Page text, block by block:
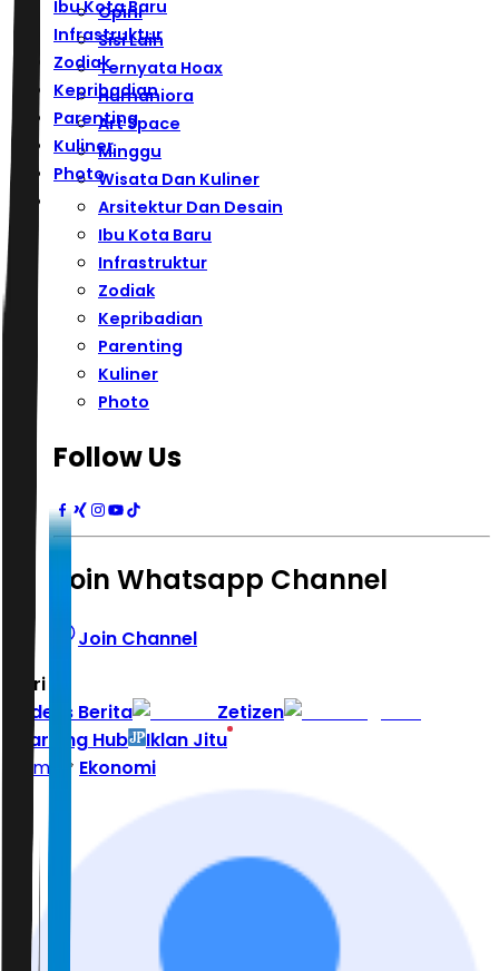
Ibu Kota Baru
Infrastruktur
Zodiak
Kepribadian
Parenting
Kuliner
Photo
Opini
Sisi Lain
Ternyata Hoax
Humaniora
Art Space
Minggu
Wisata Dan Kuliner
Arsitektur Dan Desain
Ibu Kota Baru
Infrastruktur
Zodiak
Kepribadian
Parenting
Kuliner
Photo
Follow Us
Join Whatsapp Channel
Join Channel
Hari ini
Indeks Berita
Zetizen
Learning Hub
Iklan Jitu
Home
Ekonomi